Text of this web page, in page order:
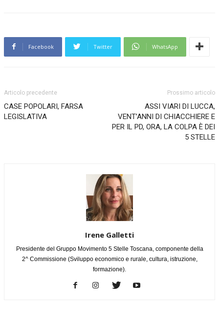
Facebook Twitter WhatsApp
Articolo precedente
CASE POPOLARI, FARSA
LEGISLATIVA
Prossimo articolo
ASSI VIARI DI LUCCA,
VENT’ANNI DI CHIACCHIERE E
PER IL PD, ORA, LA COLPA È DEI
5 STELLE
Irene Galletti
Presidente del Gruppo Movimento 5 Stelle Toscana, componente della
2^ Commissione (Sviluppo economico e rurale, cultura, istruzione,
formazione).